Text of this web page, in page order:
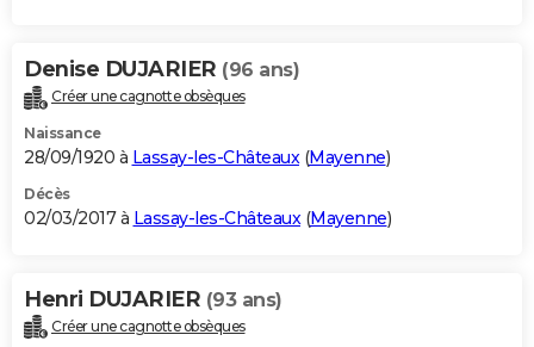
Denise DUJARIER (96 ans)
Créer une cagnotte obsèques
Naissance
28/09/1920 à Lassay-les-Châteaux (Mayenne)
Décès
02/03/2017 à Lassay-les-Châteaux (Mayenne)
Henri DUJARIER (93 ans)
Créer une cagnotte obsèques